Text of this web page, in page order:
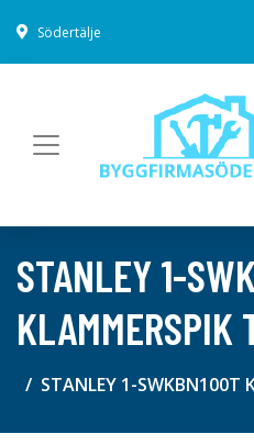
Södertälje
STANLEY 1-
KLAMMERSPIK
STANLEY 1-